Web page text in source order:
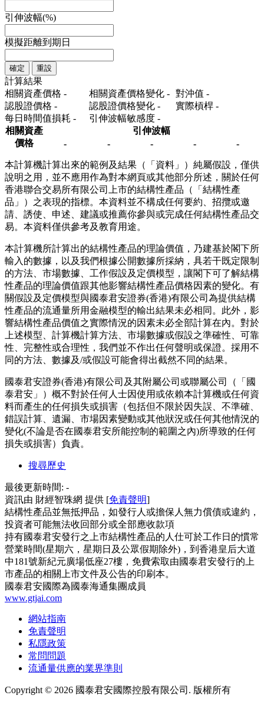
引伸波幅(%)
模擬距離到期日
確定 重設
計算結果
相關資產價格 - 相關資產價格變化 - 對沖值 -
認股證價格 - 認股證價格變化 - 實際槓桿 -
每日時間值損耗 - 引伸波幅敏感度 -
相關資產
價格
引伸波幅
-
- - - -
本計算機計算出來的範例及結果（「資料」）純屬假設，僅供
說明之用，並不應用作為對本網頁或其他部分所述，關於任何
香港聯合交易所有限公司上市的結構性產品（「結構性產
品」）之表現的指標。本資料並不構成任何要約、招攬或邀
請、誘使、申述、建議或推薦你參與或完成任何結構性產品交
易。本資料僅供參考及教育用途。
本計算機所計算出的結構性產品的理論價值，乃建基於閣下所
輸入的數據，以及我們根據公開數據所採納，具若干既定限制
的方法、市場數據、工作假設及定價模型，讓閣下可了解結構
性產品的理論價值跟其他影響結構性產品價格因素的變化。有
關假設及定價模型與國泰君安證券(香港)有限公司為提供結構
性產品的流通量所用金融模型的輸出結果未必相同。此外，影
響結構性產品價值之實際情況的因素未必全部計算在內。對於
上述模型、計算機計算方法、市場數據或假設之準確性、可靠
性、完整性或合理性，我們並不作出任何聲明或保證。採用不
同的方法、數據及/或假設可能會得出截然不同的結果。
國泰君安證券(香港)有限公司及其附屬公司或聯屬公司（「國
泰君安」）概不對於任何人士因使用或依賴本計算機或任何資
料而產生的任何損失或損害（包括但不限於因失誤、不準確、
錯誤計算、遺漏、市場因素變動或其他狀況或任何其他情況的
變化(不論是否在國泰君安所能控制的範圍之內)所導致的任何
損失或損害）負責。
搜尋歷史
最後更新時間: -
資訊由 財經智珠網 提供 [免責聲明]
結構性產品並無抵押品，如發行人或擔保人無力償債或違約，
投資者可能無法收回部分或全部應收款項
持有國泰君安發行之上市結構性產品的人仕可於工作日的慣常
營業時間(星期六，星期日及公眾假期除外)，到香港皇后大道
中181號新紀元廣場低座27樓，免費索取由國泰君安發行的上
市產品的相關上市文件及公告的印刷本。
國泰君安國際為國泰海通集團成員
www.gtjai.com
網站指南
免責聲明
私隱政策
常問問題
流通量供應的業界準則
Copyright © 2026 國泰君安國際控股有限公司. 版權所有